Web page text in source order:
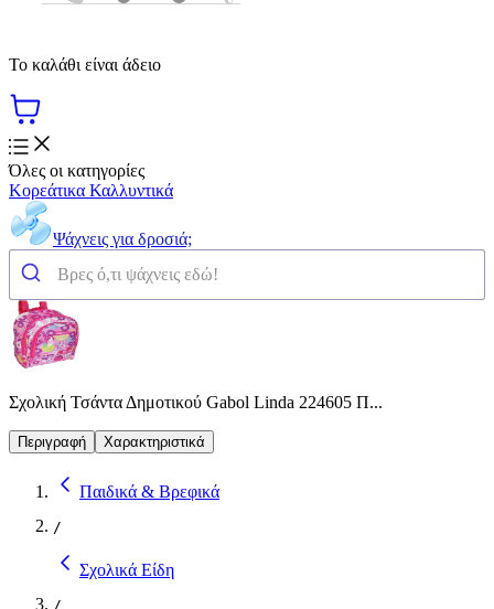
Το καλάθι είναι άδειο
Όλες οι κατηγορίες
Κορεάτικα Καλλυντικά
Ψάχνεις για δροσιά;
Σχολική Τσάντα Δημοτικού Gabol Linda 224605 Π...
Περιγραφή Χαρακτηριστικά
Παιδικά & Βρεφικά
/
Σχολικά Είδη
/